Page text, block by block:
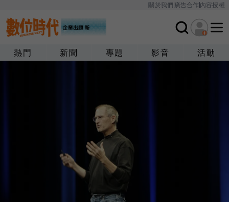
關於我們廣告合作內容授權
熱門 新聞 專題 影音 活動